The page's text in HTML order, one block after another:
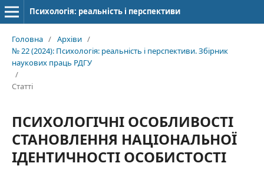
Психологія: реальність і перспективи
Головна / Архіви /
№ 22 (2024): Психологія: реальність і перспективи. Збірник
наукових праць РДГУ
/
Статті
ПСИХОЛОГІЧНІ ОСОБЛИВОСТІ
СТАНОВЛЕННЯ НАЦІОНАЛЬНОЇ
ІДЕНТИЧНОСТІ ОСОБИСТОСТІ